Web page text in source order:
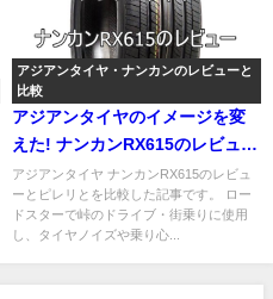
アジアンタイヤ・ナンカンのレビューと
比較
アジアンタイヤのイメージを変
えた! ナンカンRX615のレビュー
とピレリとの比較
アジアンタイヤ ナンカンRX615のレビュ
ーとピレリとを比較した記事です。 ロー
ドスターで峠のドライブ・街乗りに使用
し、タイヤノイズや乗り心...